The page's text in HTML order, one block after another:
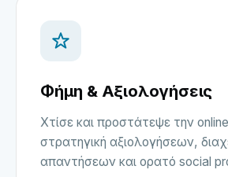
Φήμη & Αξιολογήσεις
Χτίσε και προστάτεψε την
στρατηγική αξιολογήσεων,
απαντήσεων και ορατό social